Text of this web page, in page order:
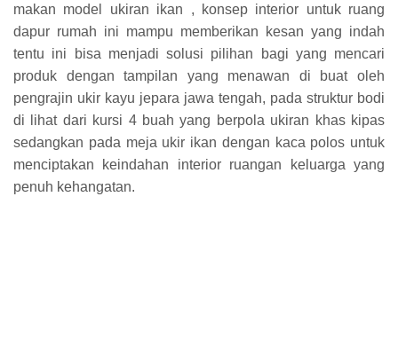
makan model ukiran ikan , konsep interior untuk ruang
dapur rumah ini mampu memberikan kesan yang indah
tentu ini bisa menjadi solusi pilihan bagi yang mencari
produk dengan tampilan yang menawan di buat oleh
pengrajin ukir kayu jepara jawa tengah, pada struktur bodi
di lihat dari kursi 4 buah yang berpola ukiran khas kipas
sedangkan pada meja ukir ikan dengan kaca polos untuk
menciptakan keindahan interior ruangan keluarga yang
penuh kehangatan.